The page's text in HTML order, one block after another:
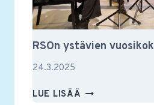
RSOn ystävien
24.3.2025
LUE LISÄÄ RSON